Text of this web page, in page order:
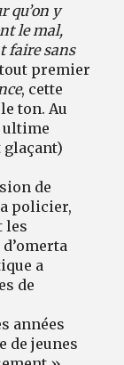
qu’on y
le mal,
faire sans
premier
, cette
ton. Au
ultime
glaçant)
de
policier,
les
a
de
années
de jeunes